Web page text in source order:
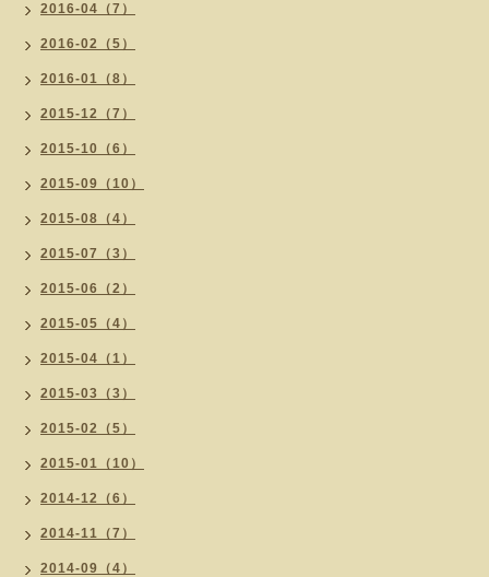
2016-04（7）
2016-02（5）
2016-01（8）
2015-12（7）
2015-10（6）
2015-09（10）
2015-08（4）
2015-07（3）
2015-06（2）
2015-05（4）
2015-04（1）
2015-03（3）
2015-02（5）
2015-01（10）
2014-12（6）
2014-11（7）
2014-09（4）